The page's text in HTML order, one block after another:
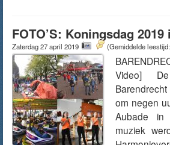
FOTO’S: Koningsdag
Zaterdag 27 april 2019 (Gemiddelde
Video]
om negen
Aubade in
muziek